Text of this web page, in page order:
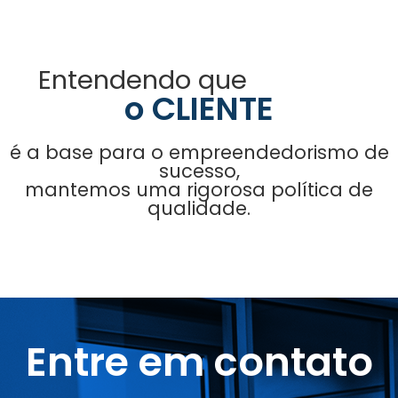
Entendendo que
o CLIENTE
é a base para o empreendedorismo de
sucesso,
mantemos uma rigorosa política de
qualidade.
Entre em contato